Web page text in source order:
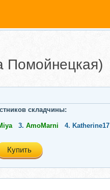
Помойнецкая)
складчины:
3. AmoMarni 4. Katherine17
Купить